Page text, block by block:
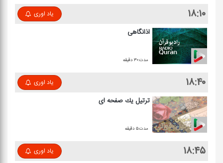
۱۸:۱۰ یاد اوری
اذانگاهی
مدت:۳۰ دقیقه
۱۸:۴۰ یاد اوری
ترتیل یك صفحه ای
مدت:۵ دقیقه
۱۸:۴۵ یاد اوری